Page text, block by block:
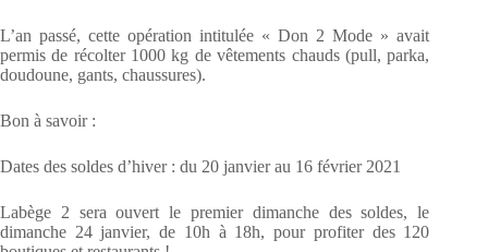
L’an passé, cette opération intitulée « Don 2 Mode » avait
permis de récolter 1000 kg de vêtements chauds (pull, parka,
doudoune, gants, chaussures).
Bon à savoir :
Dates des soldes d’hiver : du 20 janvier au 16 février 2021
Labège 2 sera ouvert le premier dimanche des soldes, le
dimanche 24 janvier, de 10h à 18h, pour profiter des 120